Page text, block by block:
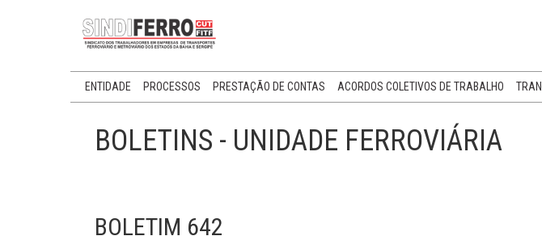
ENTIDADE PROCESSOS PRESTAÇÃO DE CONTAS ACORDOS COLETIVOS DE TRABALHO
BOLETINS - UNIDADE FERROVIÁRIA
BOLETIM 642